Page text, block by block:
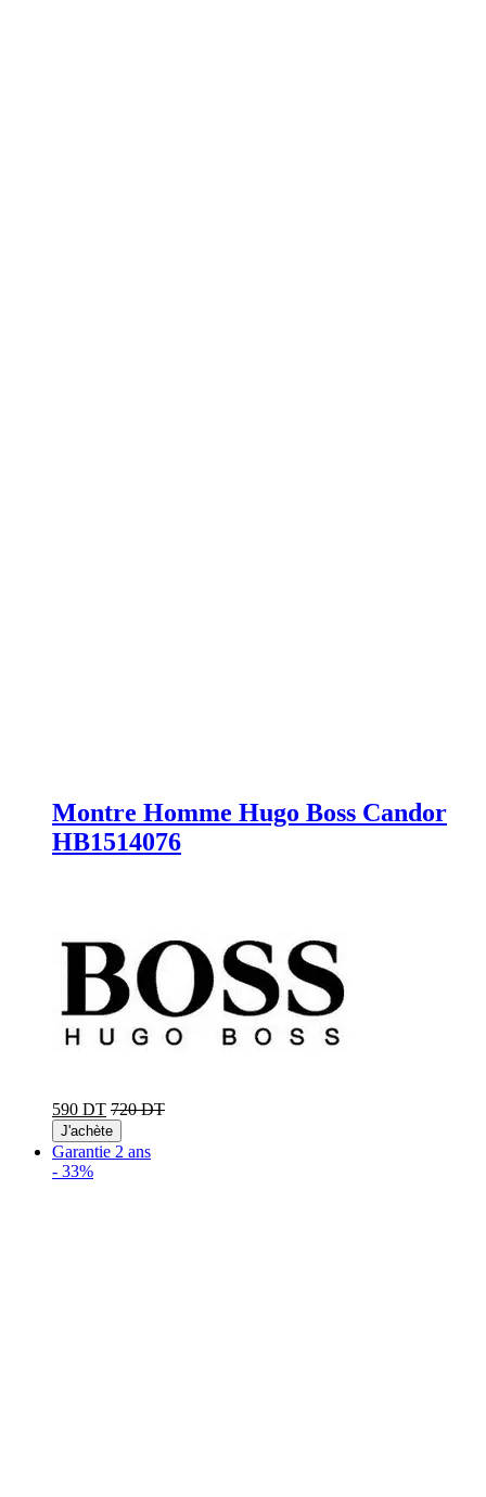
Montre Homme Hugo Boss Candor
HB1514076
590 DT 720 DT
J'achète
Garantie 2 ans
- 33%